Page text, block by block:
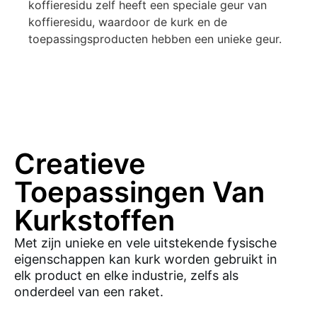
koffieresidu zelf heeft een speciale geur van
koffieresidu, waardoor de kurk en de
toepassingsproducten hebben een unieke geur.
Creatieve
Toepassingen Van
Kurkstoffen
Met zijn unieke en vele uitstekende fysische
eigenschappen kan kurk worden gebruikt in
elk product en elke industrie, zelfs als
onderdeel van een raket.